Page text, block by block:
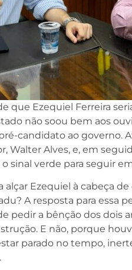
que Ezequiel Ferreira
não soou bem aos
candidato ao governo.
Walter Alves, e, em
sinal verde para seguir
Ezequiel à cabeça
A resposta para essa
pedir a bênção dos dois
E não, porque
parado no tempo,